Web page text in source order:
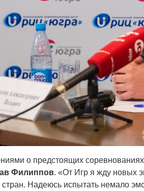
о предстоящих
Филиппов. «От Игр я жду новых
стран. Надеюсь испытать немало